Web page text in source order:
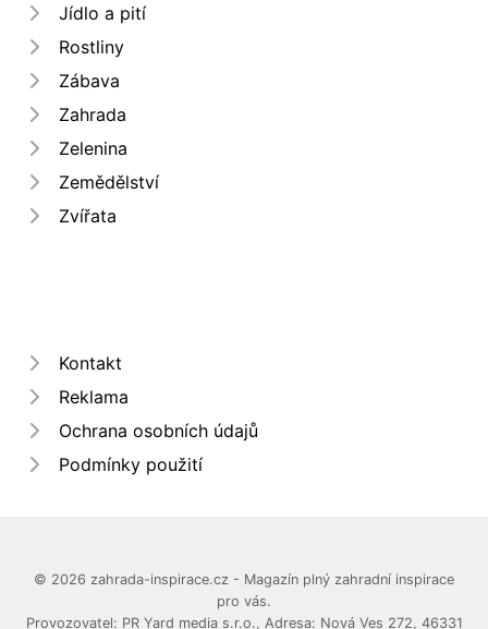
Jídlo a pití
Rostliny
Zábava
Zahrada
Zelenina
Zemědělství
Zvířata
Kontakt
Reklama
Ochrana osobních údajů
Podmínky použití
© 2026 zahrada-inspirace.cz - Magazín plný zahradní inspirace
pro vás.
Provozovatel: PR Yard media s.r.o., Adresa: Nová Ves 272, 46331